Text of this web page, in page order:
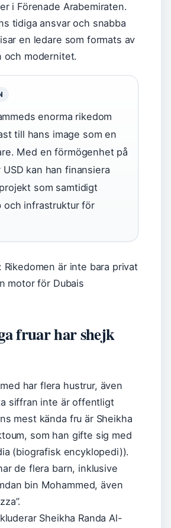
i Förenade Arabemiraten.
tidiga ansvar och snabba
en ledare som formats av
och modernitet.
enorma rikedom
till hans image som en
Med en förmögenhet på
USD kan han finansiera
som samtidigt
och infrastruktur för
Rikedomen är inte bara privat
motor för Dubais
fruar har shejk
har flera hustrur, även
siffran inte är offentligt
mest kända fru är Sheikha
som han gifte sig med
(biografisk encyklopedi)).
de flera barn, inklusive
bin Mohammed, även
Sheikha Randa Al-